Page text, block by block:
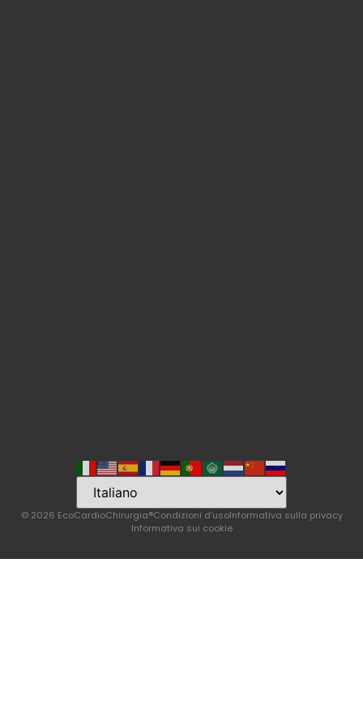
© 2026 EcoCardioChirurgia®Condizioni d'usoInformativa sulla privacy
Informativa sui cookie